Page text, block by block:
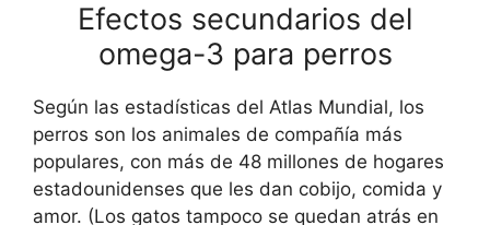
Efectos secundarios del
omega-3 para perros
Según las estadísticas del Atlas Mundial, los
perros son los animales de compañía más
populares, con más de 48 millones de hogares
estadounidenses que les dan cobijo, comida y
amor. (Los gatos tampoco se quedan atrás en